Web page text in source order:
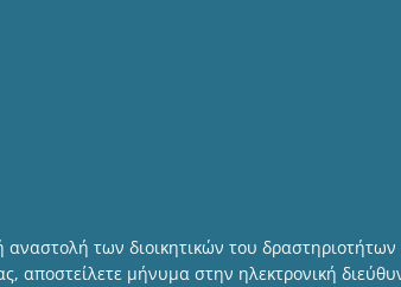
αναστολή των διοικητικών του
αποστείλετε μήνυμα στην ηλεκτρονική